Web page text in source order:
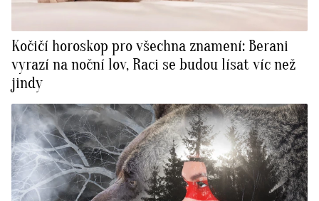
Kočičí horoskop pro všechna znamení: Berani
vyrazí na noční lov, Raci se budou lísat víc než
jindy